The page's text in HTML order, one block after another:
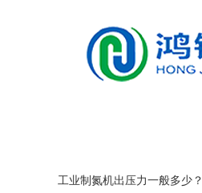
工业制氮机出压力一般多少？